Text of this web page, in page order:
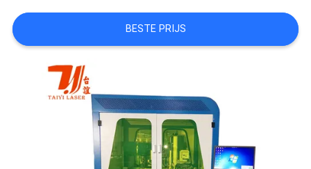
SITEMAP
POLICY
BESTE PRIJS